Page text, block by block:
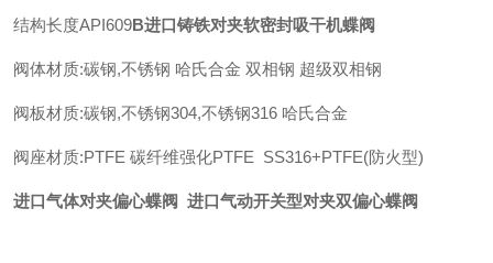
结构长度API609B进口铸铁对夹软密封吸干机蝶阀
阀体材质:碳钢,不锈钢 哈氏合金 双相钢 超级双相钢
阀板材质:碳钢,不锈钢304,不锈钢316 哈氏合金
阀座材质:PTFE 碳纤维强化PTFE SS316+PTFE(防火型)
进口气体对夹偏心蝶阀 进口气动开关型对夹双偏心蝶阀